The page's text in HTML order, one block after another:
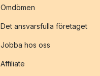
Omdömen
Det ansvarsfulla företaget
Jobba hos oss
Affiliate